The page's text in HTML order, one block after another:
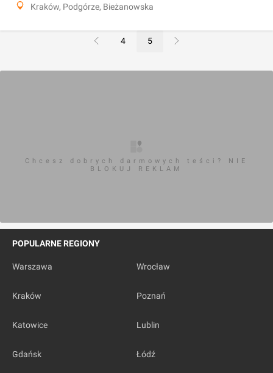
Kraków, Podgórze, Bieżanowska
4 5
Chcesz dobrych darmowych teści? NIE
BLOKUJ REKLAM
POPULARNE REGIONY
Warszawa Wrocław
Kraków Poznań
Katowice Lublin
Gdańsk Łódź